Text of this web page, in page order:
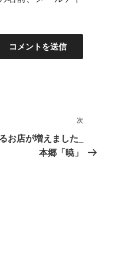
次
投
次
お店が増えました_
本郷「暁」